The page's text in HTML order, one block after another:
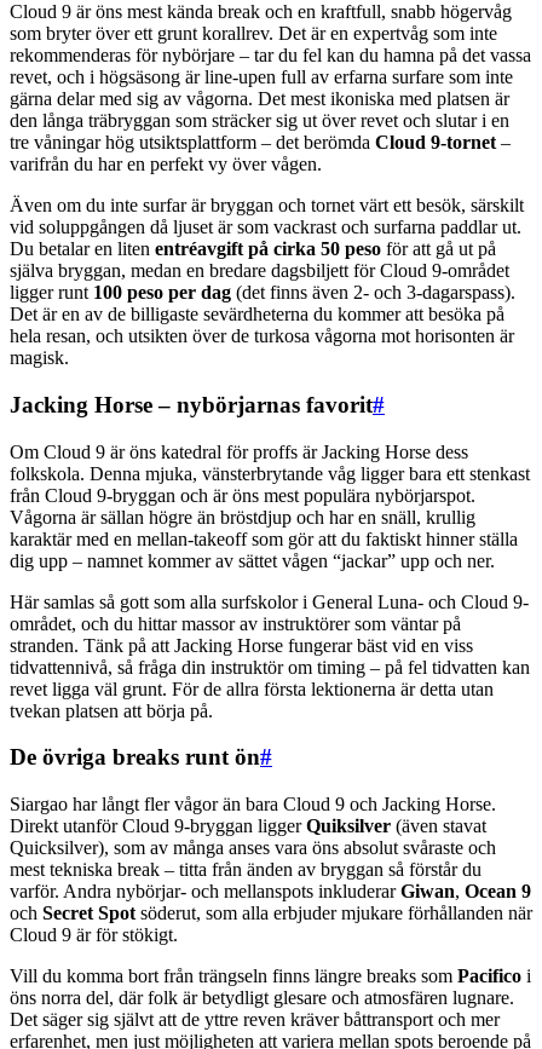
Cloud 9 är öns mest kända break och en kraftfull, snabb högervåg
som bryter över ett grunt korallrev. Det är en expertvåg som inte
rekommenderas för nybörjare – tar du fel kan du hamna på det vassa
revet, och i högsäsong är line-upen full av erfarna surfare som inte
gärna delar med sig av vågorna. Det mest ikoniska med platsen är
den långa träbryggan som sträcker sig ut över revet och slutar i en
tre våningar hög utsiktsplattform – det berömda Cloud 9-tornet –
varifrån du har en perfekt vy över vågen.
Även om du inte surfar är bryggan och tornet värt ett besök, särskilt
vid soluppgången då ljuset är som vackrast och surfarna paddlar ut.
Du betalar en liten entréavgift på cirka 50 peso för att gå ut på
själva bryggan, medan en bredare dagsbiljett för Cloud 9-området
ligger runt 100 peso per dag (det finns även 2- och 3-dagarspass).
Det är en av de billigaste sevärdheterna du kommer att besöka på
hela resan, och utsikten över de turkosa vågorna mot horisonten är
magisk.
Jacking Horse – nybörjarnas favorit#
Om Cloud 9 är öns katedral för proffs är Jacking Horse dess
folkskola. Denna mjuka, vänsterbrytande våg ligger bara ett stenkast
från Cloud 9-bryggan och är öns mest populära nybörjarspot.
Vågorna är sällan högre än bröstdjup och har en snäll, krullig
karaktär med en mellan-takeoff som gör att du faktiskt hinner ställa
dig upp – namnet kommer av sättet vågen “jackar” upp och ner.
Här samlas så gott som alla surfskolor i General Luna- och Cloud 9-
området, och du hittar massor av instruktörer som väntar på
stranden. Tänk på att Jacking Horse fungerar bäst vid en viss
tidvattennivå, så fråga din instruktör om timing – på fel tidvatten kan
revet ligga väl grunt. För de allra första lektionerna är detta utan
tvekan platsen att börja på.
De övriga breaks runt ön#
Siargao har långt fler vågor än bara Cloud 9 och Jacking Horse.
Direkt utanför Cloud 9-bryggan liggerQuiksilver (även stavat
Quicksilver), som av många anses vara öns absolut svåraste och
mest tekniska break – titta från änden av bryggan så förstår du
varför. Andra nybörjar- och mellanspots inkluderarGiwan, Ocean 9
och Secret Spot söderut, som alla erbjuder mjukare förhållanden när
Cloud 9 är för stökigt.
Vill du komma bort från trängseln finns längre breaks som Pacifico i
öns norra del, där folk är betydligt glesare och atmosfären lugnare.
Det säger sig självt att de yttre reven kräver båttransport och mer
erfarenhet, men just möjligheten att variera mellan spots beroende på